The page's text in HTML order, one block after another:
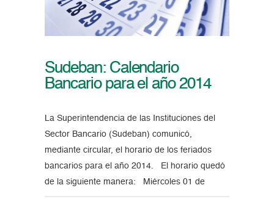
Sudeban: Calendario
Bancario para el año 2014
La Superintendencia de las Instituciones del
Sector Bancario (Sudeban) comunicó,
mediante circular, el horario de los feriados
bancarios para el año 2014. El horario quedó
de la siguiente manera: Miércoles 01 de